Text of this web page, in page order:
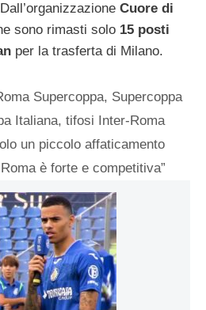
Cuore di
sono rimasti solo 15 posti
per la trasferta di Milano.
Supercoppa, Supercoppa
Italiana, tifosi Inter-Roma
un piccolo affaticamento
è forte e competitiva”